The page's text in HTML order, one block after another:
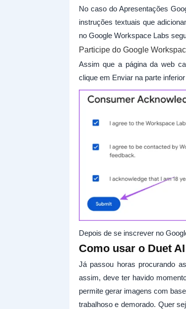
No caso do Apresentações
instruções textuais que
no Google Workspace Labs
Participe do Google
Assim que a página da web
clique em Enviar na parte
Depois de se inscrever no
Como usar o Duet
Já passou horas procurando
assim, deve ter havido
permite gerar imagens com
trabalhoso e demorado. Quer